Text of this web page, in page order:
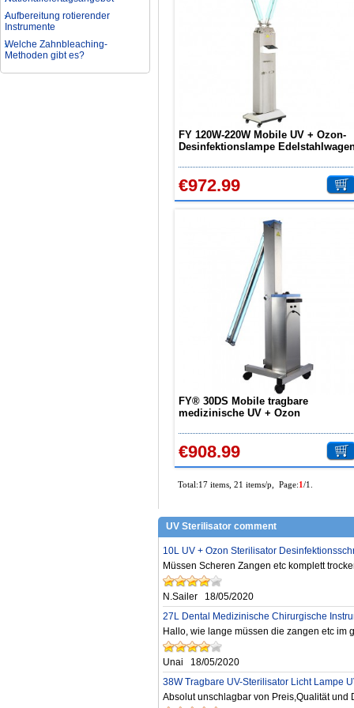
Aufbereitung rotierender
Instrumente
Welche Zahnbleaching-
Methoden gibt es?
FY 120W-220W Mobile UV + Ozon-
Desinfektionslampe
€972.99
FY® 30DS Mobile tragbare
medizinische UV + Ozon
Edelstahlwagen
€908.99
Total:17 items, 21 items/p, Page:1/1.
UV Sterilisator comment
10L UV + Ozon Sterilisator
Müssen Scheren Zangen etc komplett
N.Sailer
18/05/2020
27L Dental Medizinische Chirurgische
Hallo, wie lange müssen die zangen etc im
Unai
18/05/2020
38W Tragbare UV-Sterilisator Licht Lampe
Absolut unschlagbar von Preis,Qualität und